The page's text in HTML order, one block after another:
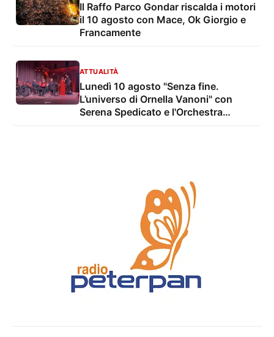
Il Raffo Parco Gondar riscalda i motori
il 10 agosto con Mace, Ok Giorgio e
Francamente
ATTUALITÀ
Lunedì 10 agosto "Senza fine.
L’universo di Ornella Vanoni" con
Serena Spedicato e l'Orchestra